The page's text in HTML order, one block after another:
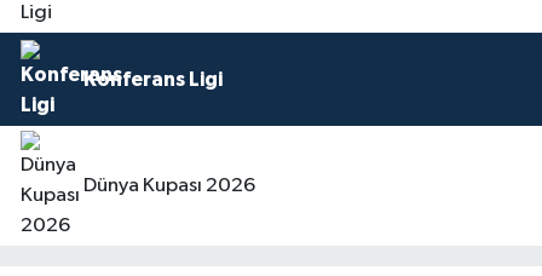
Konferans Ligi
Dünya Kupası 2026